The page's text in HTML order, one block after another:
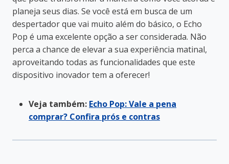
planeja seus dias. Se você está em busca de um
despertador que vai muito além do básico, o Echo
Pop é uma excelente opção a ser considerada. Não
perca a chance de elevar a sua experiência matinal,
aproveitando todas as funcionalidades que este
dispositivo inovador tem a oferecer!
Veja também: Echo Pop: Vale a pena
comprar? Confira prós e contras